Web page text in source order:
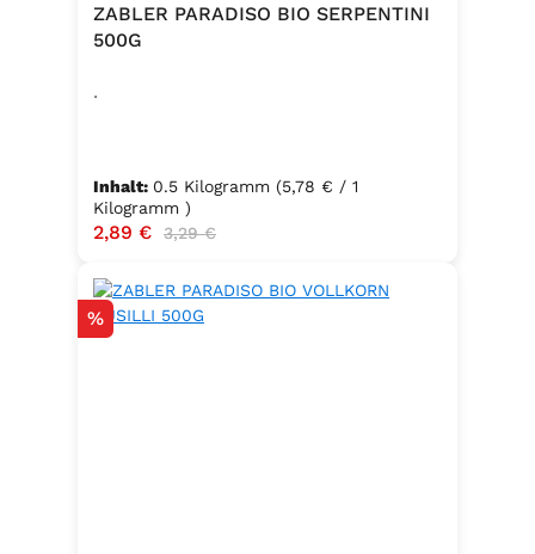
ZABLER PARADISO BIO SERPENTINI
500G
.
Inhalt: 0.5 Kilogramm (5,78 € / 1
Kilogramm )
Verkaufspreis:
2,89 € Regulärer Preis:
3,29 €
Rabatt
%